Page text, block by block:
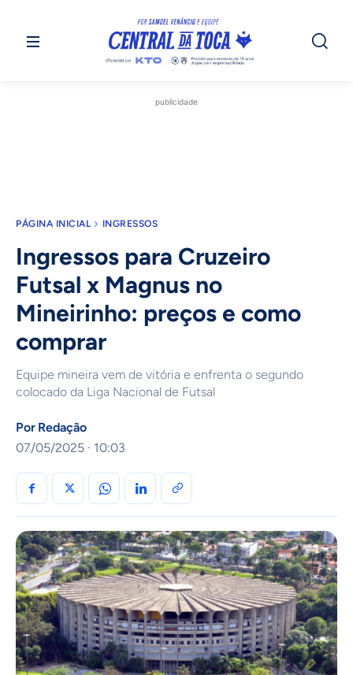
publicidade
PÁGINA INICIAL INGRESSOS
Ingressos para Cruzeiro
Futsal x Magnus no
Mineirinho: preços e como
comprar
Equipe mineira vem de vitória e enfrenta o segundo
colocado da Liga Nacional de Futsal
Por Redação
07/05/2025 · 10:03